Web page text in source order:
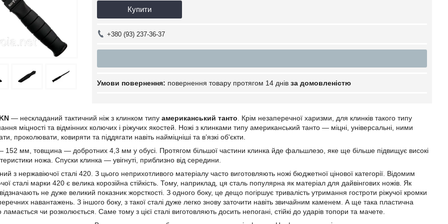
Купити
+380 (93) 237-36-37
повернення товару протягом 14 днів за домовленістю
— нескладаний тактичний ніж з клинком типу американський танто . Крім незаперечної харизми, для клинків такого типу
міцності та відмінних колючих і ріжучих якостей. Ножі з клинками типу американський танто — міцні, універсальні, ними
проколювати, ковиряти та піддягати навіть найміцніші та в’язкі об'єкти.
152 мм, товщина — добротних 4,3 мм у обусі. Протягом більшої частини клинка йде фальшлезо, яке ще більше підвищує високі
ножа. Спуски клинка — увігнуті, приблизно від середини.
з нержавіючої сталі 420. З цього неприхотливого матеріалу часто виготовляють ножі бюджетної цінової категорії. Відомим
сталі марки 420 є велика корозійна стійкість. Тому, наприклад, ця сталь популярна як матеріал для дайвінгових ножів. Як
не дуже великий показник жорсткості. З одного боку, це дещо погіршує тривалість утримання гостроти ріжучої кромки
навантажень. З іншого боку, з такої сталі дуже легко знову заточити навіть звичайним каменем. А ще така пластична
ламається чи розколюється. Саме тому з цієї сталі виготовляють досить непогані, стійкі до ударів топори та мачете.